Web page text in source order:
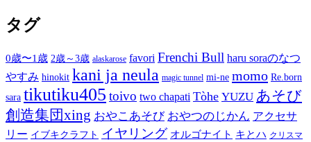
タグ
0歳〜1歳 2歳～3歳 alaskarose favori Frenchi Bull haru soraのなつ
やすみ hinokit kani ja neula magic tunnel mi-ne momo Re.born
sara tikutiku405 toivo two chapati Tòhe YUZU あそび
創造集団xing おやこあそび おやつのじかん アクセサ
リー イブキクラフト イヤリング オルゴナイト キとハ クリスマ